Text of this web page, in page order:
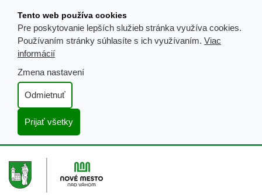
obsahu
Tento web používa cookies
Pre poskytovanie lepších služieb stránka využíva cookies.
Používaním stránky súhlasíte s ich využívaním. Viac
informácií
Zmena nastavení
Odmietnuť
Prijať všetky